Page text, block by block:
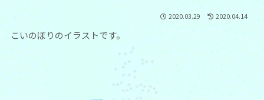
2020.03.29 2020.04.14
こいのぼりのイラストです。